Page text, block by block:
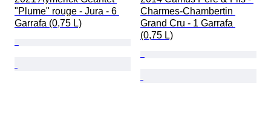
"Plume" rouge - Jura - 6
Garrafa (0,75 L)
Charmes-Chambertin
Grand Cru - 1 Garrafa
(0,75 L)